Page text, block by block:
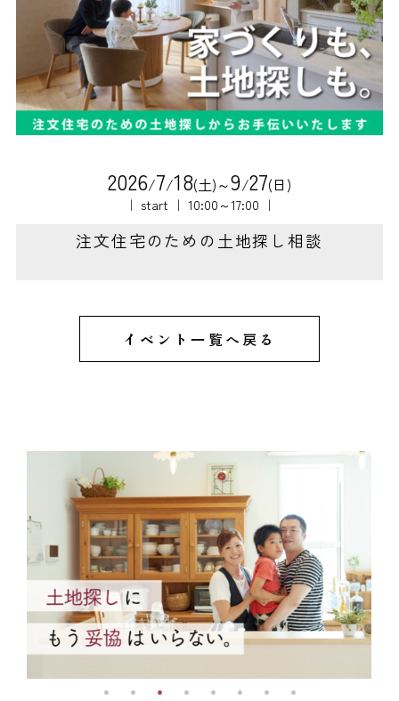
2026/7/18(土)～9/27(日)
｜ start ｜ 10:00～17:00 ｜
注文住宅のための土地探し相談
イベント一覧へ戻る